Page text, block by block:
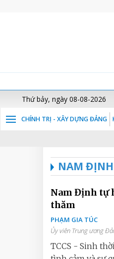
Thứ bảy, ngày 08-08-2026
CHÍNH TRỊ - XÂY DỰNG ĐẢNG
NAM ĐỊNH
Nam Định tự
thăm
PHẠM GIA TÚC
Ủy viên Trung ương
TCCS - Sinh